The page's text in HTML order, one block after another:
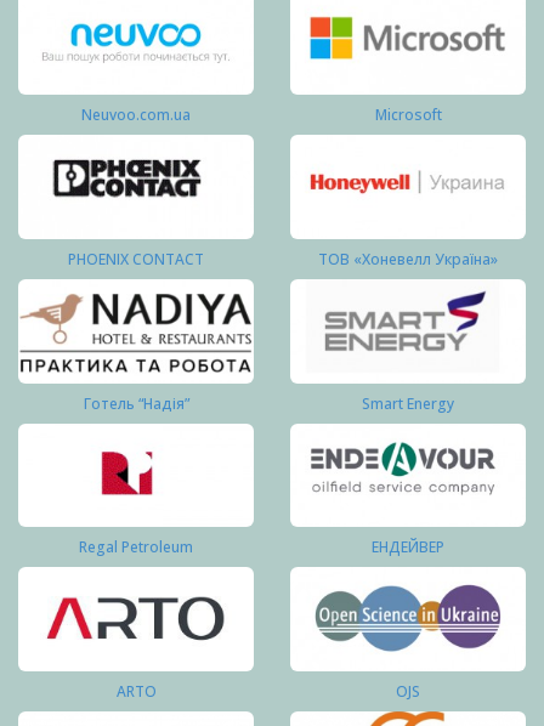
Neuvoo.com.ua Microsoft
PHOENIX CONTACT ТОВ «Хоневелл Україна»
Готель “Надія” Smart Energy
Regal Petroleum ЕНДЕЙВЕР
ARTO OJS